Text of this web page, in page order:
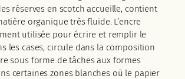
réserves en scotch accueille, contient
organique très fluide. L’encre
utilisée pour écrire et remplir le
les cases, circule dans la composition
sous forme de tâches aux formes
certaines zones blanches où le papier